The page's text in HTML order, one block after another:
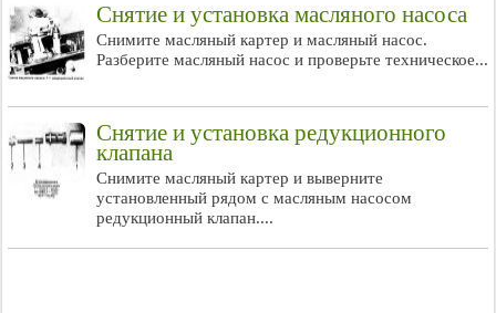
Снятие и установка масляного насоса
Снимите масляный картер и масляный насос.
Разберите масляный насос и проверьте техническое...
Снятие и установка редукционного
клапана
Снимите масляный картер и выверните
установленный рядом с масляным насосом
редукционный клапан....